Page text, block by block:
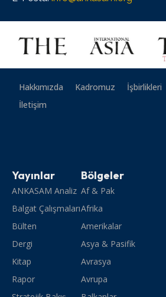
Hakkımızda Kadromuz İşbirlikleri
İletişim
Yayınlar
ANKASAM Analiz
Balgat Çalışmaları
Bülten
Dergi
Kitap
Rapor
Bölgeler
Af & Pak
Afrika
Amerikalar
Asya & Pasifik
Avrasya
Avrupa